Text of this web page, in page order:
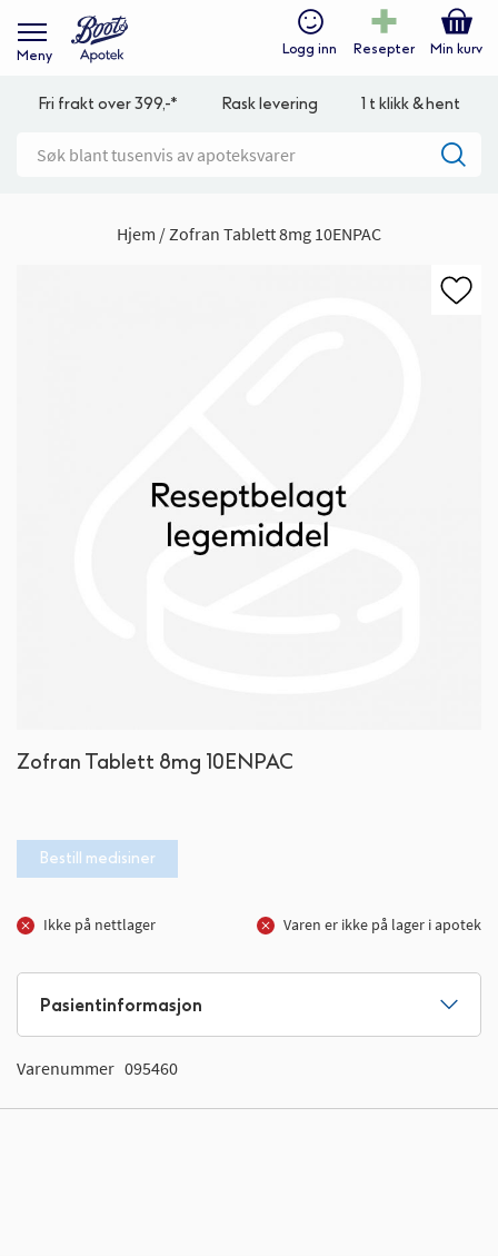
Meny Logg inn Resepter Min kurv
Fri frakt over 399,-* Rask levering 1 t klikk & hent
Hjem Zofran Tablett 8mg 10ENPAC
Zofran Tablett 8mg 10ENPAC
Bestill medisiner
Ikke på nettlager Varen er ikke på lager i apotek
til
bildegalleri
Pasientinformasjon
Varenummer 095460